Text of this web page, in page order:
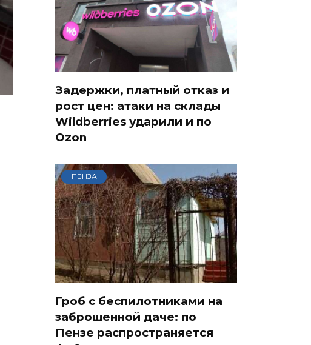
Задержки, платный отказ и
рост цен: атаки на склады
Wildberries ударили и по
Ozon
ПЕНЗА
Гроб с беспилотниками на
заброшенной даче: по
Пензе распространяется